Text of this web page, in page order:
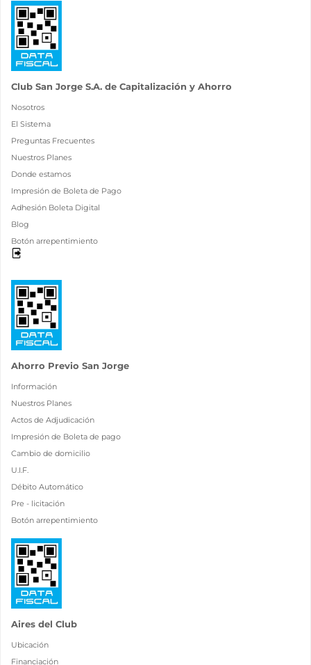
Club San Jorge S.A. de Capitalización y Ahorro
Nosotros
El Sistema
Preguntas Frecuentes
Nuestros Planes
Donde estamos
Impresión de Boleta de Pago
Adhesión Boleta Digital
Blog
Botón arrepentimiento
Ahorro Previo San Jorge
Información
Nuestros Planes
Actos de Adjudicación
Impresión de Boleta de pago
Cambio de domicilio
U.I.F.
Débito Automático
Pre - licitación
Botón arrepentimiento
Aires del Club
Ubicación
Financiación